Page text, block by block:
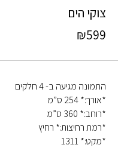
צוקי הים
₪599
התמונה מגיעה ב- 4 חלקים
*אורך:* 254 ס”מ
*רוחב:* 360 ס”מ
*רמת רחיצות:* רחיץ
*מקט:* 1311